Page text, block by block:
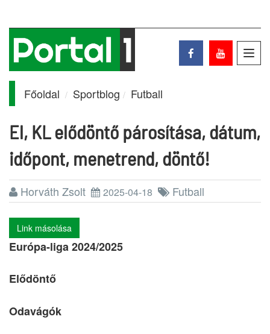
Főoldal Sportblog Futball
El, KL elődöntő párosítása, dátum,
időpont, menetrend, döntő!
Horváth Zsolt 2025-04-18 Futball
Link másolása
Európa-liga 2024/2025
Elődöntő
Odavágók